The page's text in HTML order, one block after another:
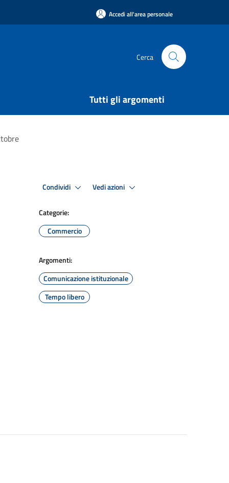
Accedi all'area personale
Cerca
Tutti gli argomenti
Condividi Vedi azioni
Categorie:
Commercio
Argomenti:
Comunicazione istituzionale
Tempo libero